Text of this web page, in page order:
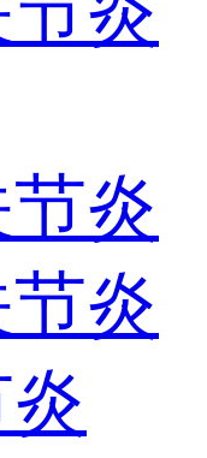
炎
炎